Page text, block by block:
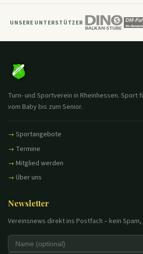
UNSERE UNTERSTÜTZER
Turn- und Sportverein in Rheinhessen. Sport
vom Baby bis zum Senior.
Sportangebote
Termine
Mitglied werden
Über uns
Newsletter
Vereinsnews direkt ins Postfach – kein